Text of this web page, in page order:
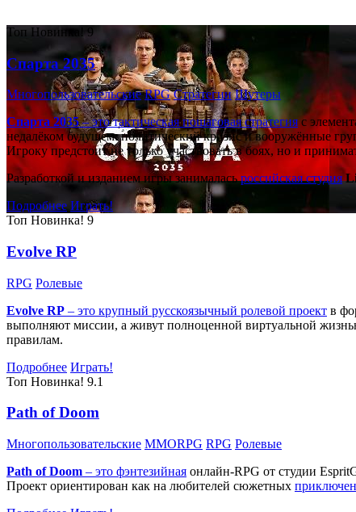
Топ Новинка! 9
Спарта 2035
Многопользовательские RPG Стратегии Шутеры
Спарта 2035– это тактическаяпошаговая стратегияс
недалёком будущем: политический кризис и вооружённые
Игроку предстоит не только участвовать в боях, но и
Разработкой и изданием игры занималасьроссийская студия
Подробнее Играть!
Топ Новинка! 9
Evolve RP
RPG Ролевые
Evolve RP – это крупный русскоязычный ролевой проект в
выполняют миссии, а живут полноценной виртуальной
правилам.
Подробнее Играть!
Топ Новинка! 9.1
Path of Doom
Многопользовательские MMORPG RPG Ролевые
Path of Doom – это фэнтезийная онлайн-RPG от студии
Проект ориентирован как на любителей сюжетных